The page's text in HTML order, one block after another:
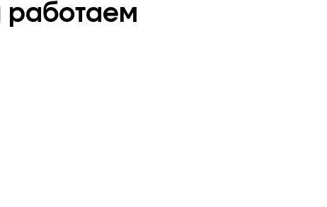
работаем